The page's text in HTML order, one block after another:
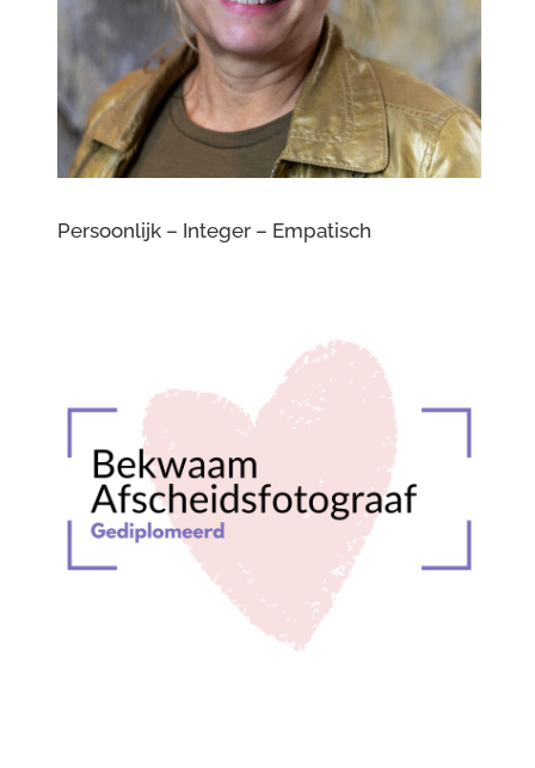
Persoonlijk – Integer – Empatisch